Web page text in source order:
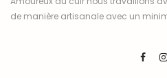
de manière artisanale avec un